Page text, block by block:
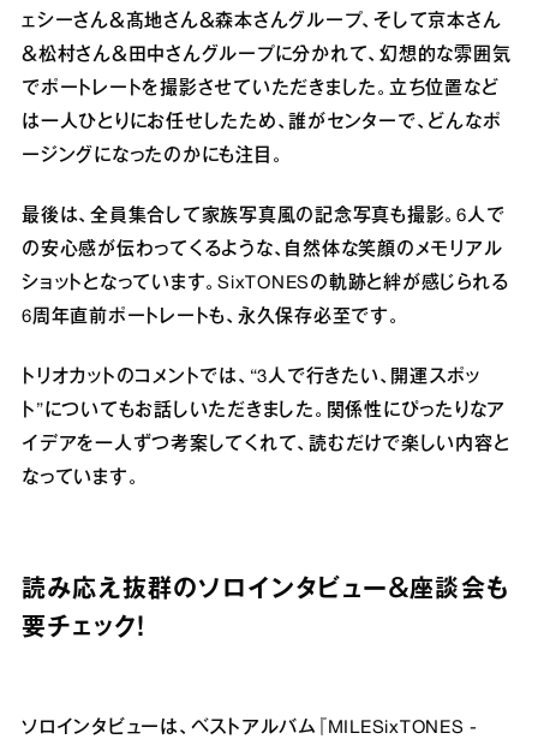
ェシーさん＆髙地さん＆森本さんグループ、そして京本さん
＆松村さん＆田中さんグループに分かれて、幻想的な雰囲気
でポートレートを撮影させていただきました。立ち位置など
は一人ひとりにお任せしたため、誰がセンターで、どんなポ
ージングになったのかにも注目。
最後は、全員集合して家族写真風の記念写真も撮影。6人で
の安心感が伝わってくるような、自然体な笑顔のメモリアル
ショットとなっています。SixTONESの軌跡と絆が感じられる
6周年直前ポートレートも、永久保存必至です。
トリオカットのコメントでは、“3人で行きたい、開運スポッ
ト”についてもお話しいただきました。関係性にぴったりなア
イデアを一人ずつ考案してくれて、読むだけで楽しい内容と
なっています。
読み応え抜群のソロインタビュー＆座談会も
要チェック！
ソロインタビューは、ベストアルバム『MILESixTONES -